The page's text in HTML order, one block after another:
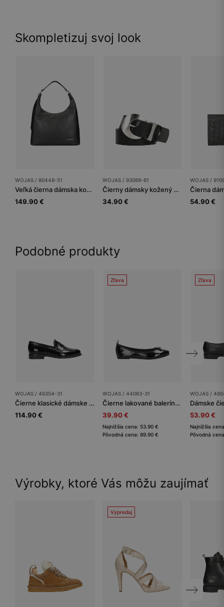
Skompletizuj svoj look
WOJAS / 80448-51
Veľká čierna dámska kožená kabelka
149.90 €
WOJAS / 93089-81
Čierny dámsky kožený opasok s veľkou striebornou prackou
34.90 €
WOJAS /
54.90 €
Podobné produkty
WOJAS / 46354-31
Čierne klasické dámske mokasíny z lakovanej kože
114.90 €
Zľava
WOJAS / 44063-31
Čierne lakované balerínky dámske
39.90 €
Najnižšia cena: 53.90 €
Pôvodná cena: 89.90 €
Zľava
WOJAS /
53.90 €
Najnižšia
Pôvodná
Výrobky, ktoré Vás môžu zaujímať
Výpredaj